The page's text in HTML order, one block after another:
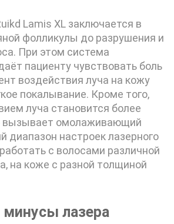
Lamis XL заключается в
фолликулы до разрушения и
При этом система
пациенту чувствовать боль
воздействия луча на кожу
покалывание. Кроме того,
луча становится более
вызывает омолаживающий
диапазон настроек лазерного
с волосами различной
на коже с разной толщиной
лазера